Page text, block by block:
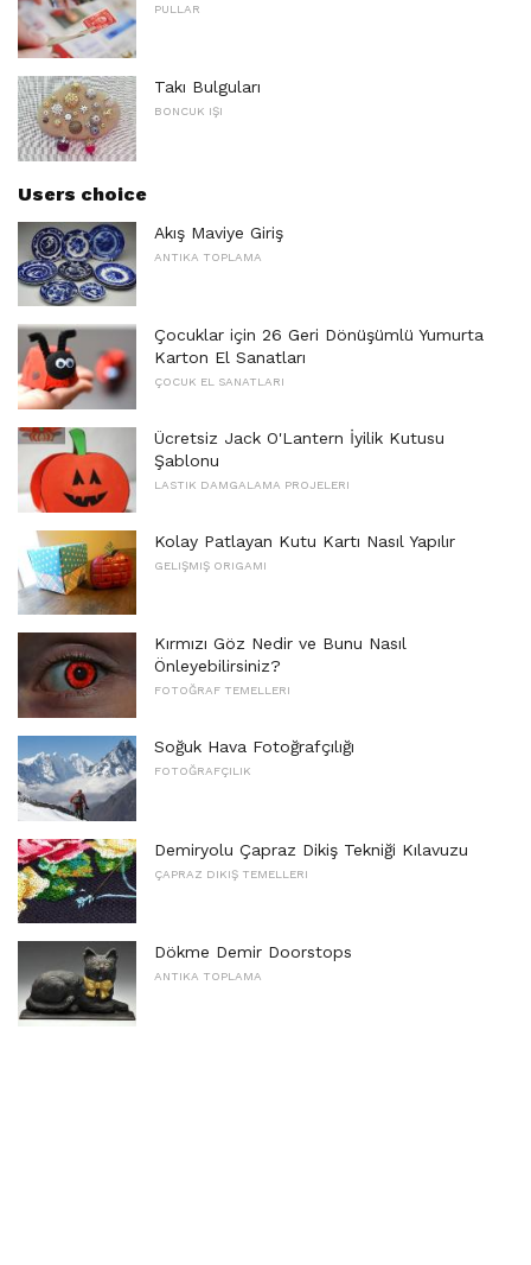
PULLAR
Takı Bulguları
BONCUK IŞI
Users choice
Akış Maviye Giriş
ANTIKA TOPLAMA
Çocuklar için 26 Geri Dönüşümlü Yumurta
Karton El Sanatları
ÇOCUK EL SANATLARI
Ücretsiz Jack O'Lantern İyilik Kutusu
Şablonu
LASTIK DAMGALAMA PROJELERI
Kolay Patlayan Kutu Kartı Nasıl Yapılır
GELIŞMIŞ ORIGAMI
Kırmızı Göz Nedir ve Bunu Nasıl
Önleyebilirsiniz?
FOTOĞRAF TEMELLERI
Soğuk Hava Fotoğrafçılığı
FOTOĞRAFÇILIK
Demiryolu Çapraz Dikiş Tekniği Kılavuzu
ÇAPRAZ DIKIŞ TEMELLERI
Dökme Demir Doorstops
ANTIKA TOPLAMA